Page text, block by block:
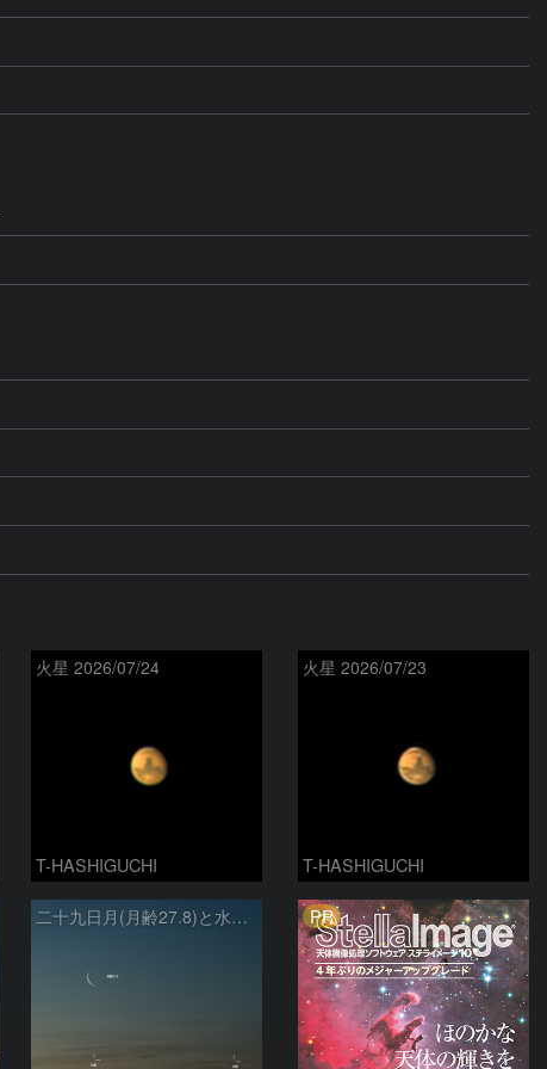
火星 2026/07/24
T-HASHIGUCHI
火星 2026/07/23
T-HASHIGUCHI
二十九日月(月齢27.8)と水星、火星との接近(2026.04.16) PR